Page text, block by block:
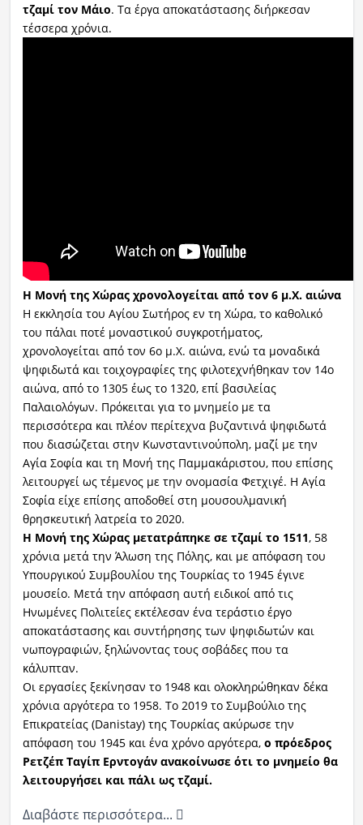
τζαμί τον Μάιο. Τα έργα αποκατάστασης διήρκεσαν
τέσσερα χρόνια.
Η Μονή της Χώρας χρονολογείται από τον 6 μ.Χ. αιώνα
Η εκκλησία του Αγίου Σωτήρος εν τη Χώρα, το καθολικό
του πάλαι ποτέ μοναστικού συγκροτήματος,
χρονολογείται από τον 6ο μ.Χ. αιώνα, ενώ τα μοναδικά
ψηφιδωτά και τοιχογραφίες της φιλοτεχνήθηκαν τον 14ο
αιώνα, από το 1305 έως το 1320, επί βασιλείας
Παλαιολόγων. Πρόκειται για το μνημείο με τα
περισσότερα και πλέον περίτεχνα βυζαντινά ψηφιδωτά
που διασώζεται στην Κωνσταντινούπολη, μαζί με την
Αγία Σοφία και τη Μονή της Παμμακάριστου, που επίσης
λειτουργεί ως τέμενος με την ονομασία Φετχιγέ. Η Αγία
Σοφία είχε επίσης αποδοθεί στη μουσουλμανική
θρησκευτική λατρεία το 2020.
Η Μονή της Χώρας μετατράπηκε σε τζαμί το 1511, 58
χρόνια μετά την Άλωση της Πόλης, και με απόφαση του
Υπουργικού Συμβουλίου της Τουρκίας το 1945 έγινε
μουσείο. Μετά την απόφαση αυτή ειδικοί από τις
Ηνωμένες Πολιτείες εκτέλεσαν ένα τεράστιο έργο
αποκατάστασης και συντήρησης των ψηφιδωτών και
νωπογραφιών, ξηλώνοντας τους σοβάδες που τα
κάλυπταν.
Οι εργασίες ξεκίνησαν το 1948 και ολοκληρώθηκαν δέκα
χρόνια αργότερα το 1958. Το 2019 το Συμβούλιο της
Επικρατείας (Danistay) της Τουρκίας ακύρωσε την
απόφαση του 1945 και ένα χρόνο αργότερα, ο πρόεδρος
Ρετζέπ Ταγίπ Ερντογάν ανακοίνωσε ότι το μνημείο θα
λειτουργήσει και πάλι ως τζαμί.
Διαβάστε περισσότερα...